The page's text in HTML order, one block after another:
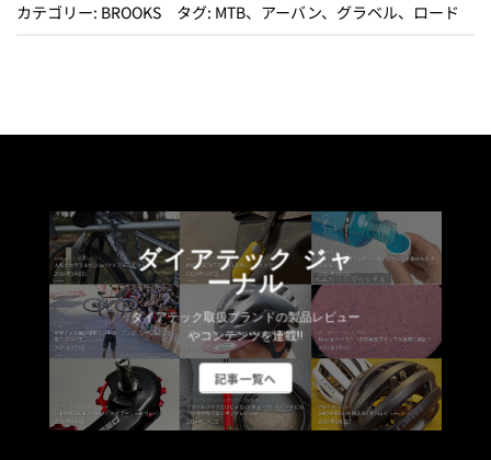
カテゴリー: BROOKS タグ: MTB、 アーバン、 グラベル、 ロード
ダイアテック ジャ
ーナル
ダイアテック取扱ブランドの製品レビュー
やコンテンツを連載!!
記事一覧へ